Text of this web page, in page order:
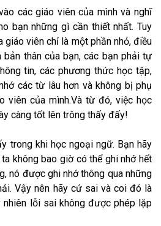
các giáo viên của mình và nghĩ
bạn những gì cần thiết nhất. Tuy
giáo viên chỉ là một phần nhỏ, điều
thân của bạn, các bạn phải tự
tin, các phương thức học tập,
các từ lâu hơn và không bị phụ
viên của mình.Và từ đó, việc học
càng tốt lên trông thấy đấy!
trong khi học ngoại ngữ. Bạn hãy
không bao giờ có thể ghi nhớ hết
nó được ghi nhớ thông qua những
Vậy nên hãy cứ sai và coi đó là
nhiên lỗi sai không được phép lặp